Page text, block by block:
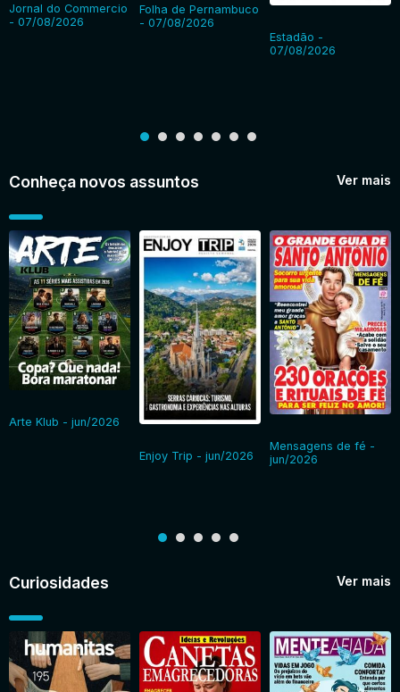
Jornal do Commercio
- 07/08/2026
Folha de Pernambuco
- 07/08/2026
Estadão -
07/08/2026
Conheça novos assuntos Ver mais
Arte Klub - jun/2026
Enjoy Trip - jun/2026
Mensagens de fé -
jun/2026
Curiosidades Ver mais